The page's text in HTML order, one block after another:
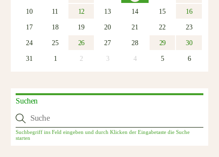
10
11 12 13 14 15
16
17
18 19 20 21 22
23
24
25 26 27 28 29
30
31
1 2 3 4 5 6
Suchen